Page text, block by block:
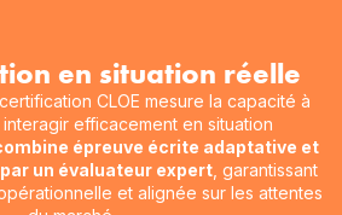
en situation réelle
CLOE mesure la capacité à
efficacement en situation
épreuve écrite adaptative et
un évaluateur expert , garantissant
et alignée sur les attentes